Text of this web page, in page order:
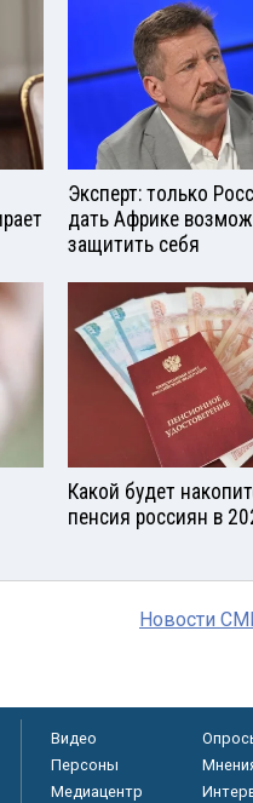
Эксперт: только
дать Африке
защитить себя
Какой будет
пенсия россиян в
Новости
Видео
Персоны
Медиацентр